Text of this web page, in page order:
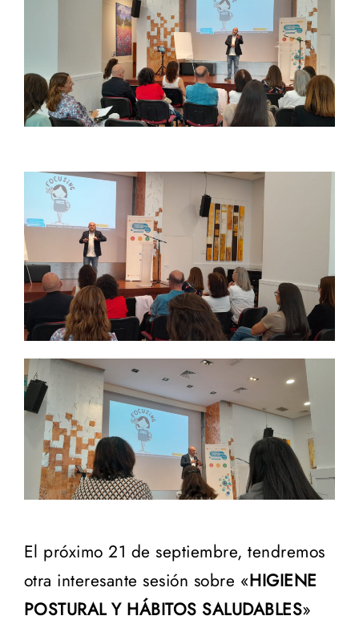
El próximo 21 de septiembre, tendremos
otra interesante sesión sobre «HIGIENE
POSTURAL Y HÁBITOS SALUDABLES»